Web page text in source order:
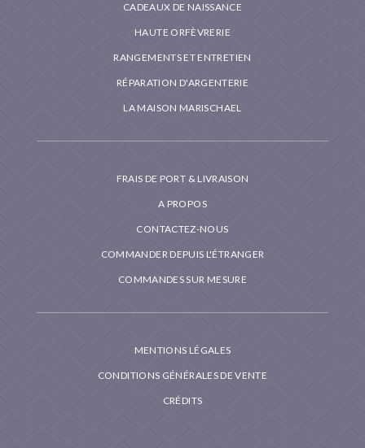
CADEAUX DE NAISSANCE
HAUTE ORFÈVRERIE
RANGEMENTS ET ENTRETIEN
RÉPARATION D'ARGENTERIE
LA MAISON MARISCHAEL
FRAIS DE PORT & LIVRAISON
A PROPOS
CONTACTEZ-NOUS
COMMANDER DEPUIS L'ÉTRANGER
COMMANDES SUR MESURE
MENTIONS LÉGALES
CONDITIONS GÉNÉRALES DE VENTE
CRÉDITS